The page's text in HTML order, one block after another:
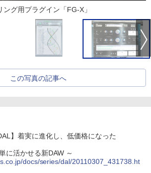
グ用プラグイン「FG-X」
この写真の記事へ
】着実に進化し、低価格になった
に活かせる新DAW ～
docs/series/dal/20110307_431738.ht